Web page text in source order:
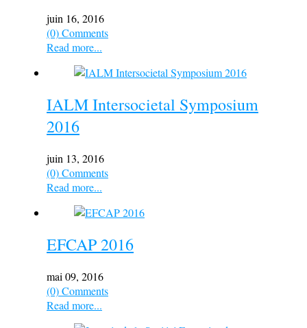
juin 16, 2016
(0) Comments
Read more...
IALM Intersocietal Symposium
2016
juin 13, 2016
(0) Comments
Read more...
EFCAP 2016
mai 09, 2016
(0) Comments
Read more...